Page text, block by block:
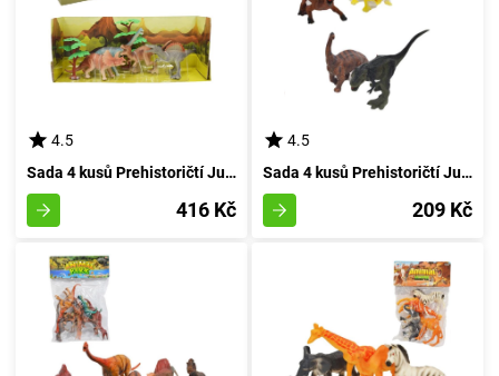
4.5
Sada 4 kusů Prehistoričtí Jurská Bestie
416 Kč
4.5
Sada 4 kusů Prehistoričtí Jurská Doba
209 Kč